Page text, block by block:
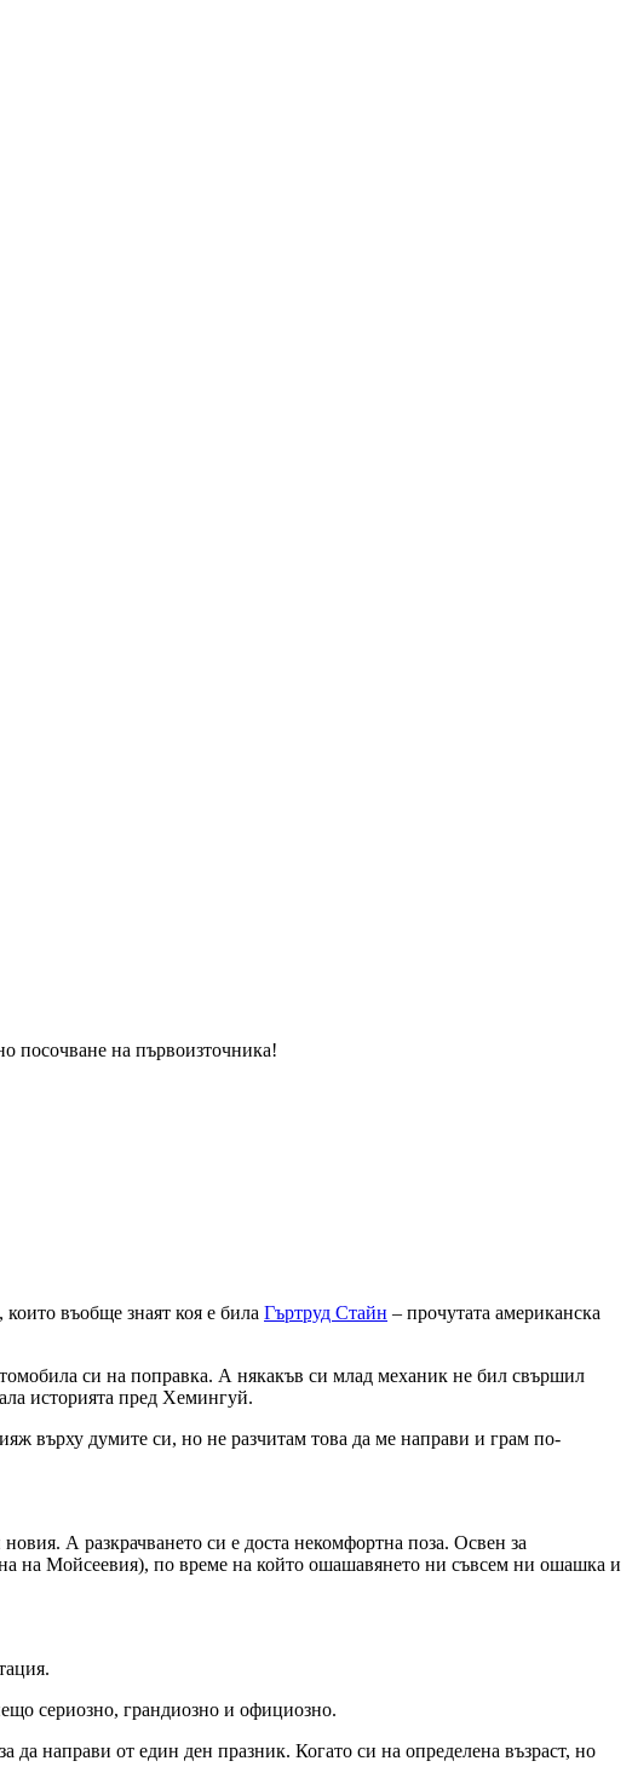
посочване на първоизточника!
въобще знаят коя е била Гъртруд Стайн – прочутата американска
си на поправка. А някакъв си млад механик не бил свършил
историята пред Хемингуй.
върху думите си, но не разчитам това да ме направи и грам по-
А разкрачването си е доста некомфортна поза. Освен за
на Мойсеевия), по време на който ошашавянето ни съвсем ни ошашка и
сериозно, грандиозно и официозно.
направи от един ден празник. Когато си на определена възраст, но